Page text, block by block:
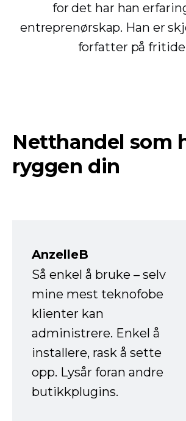
for det har han
entreprenørskap. Han er
forfatter på
Netthandel som
ryggen din
AnzelleB
Så enkel å bruke – selv
mine mest teknofobe
klienter kan
administrere. Enkel å
installere, rask å sette
opp. Lysår foran andre
butikkplugins.